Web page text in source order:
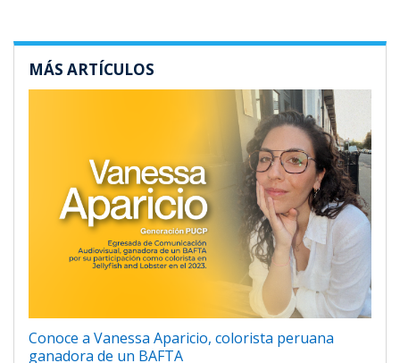
MÁS ARTÍCULOS
Conoce a Vanessa Aparicio, colorista peruana
ganadora de un BAFTA